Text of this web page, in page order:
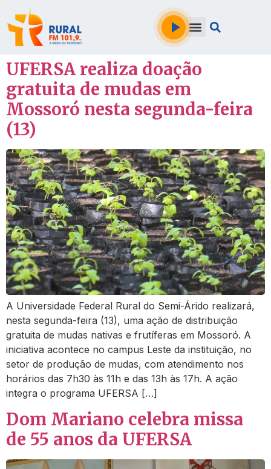
UFERSA realiza doação
gratuita de mudas em
Mossoró nesta segunda-feira
(13)
A Universidade Federal Rural do Semi-Árido realizará,
nesta segunda-feira (13), uma ação de distribuição
gratuita de mudas nativas e frutíferas em Mossoró. A
iniciativa acontece no campus Leste da instituição, no
setor de produção de mudas, com atendimento nos
horários das 7h30 às 11h e das 13h às 17h. A ação
integra o programa UFERSA […]
Dom Mariano celebra missa
de 55 anos da UFERSA